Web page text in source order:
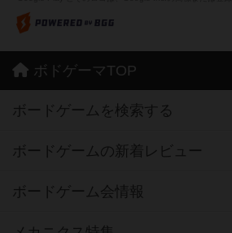
ボドゲーマTOP
ボードゲームを検索する
ボードゲームの新着レビュー
ボードゲーム会情報